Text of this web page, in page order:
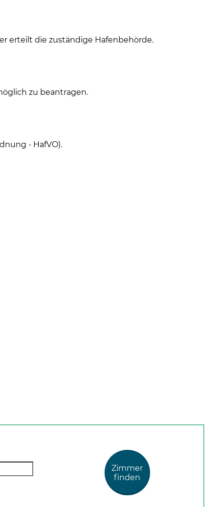
erteilt die zuständige Hafenbehörde.
zu beantragen.
- HafVO).
Zimmer
finden